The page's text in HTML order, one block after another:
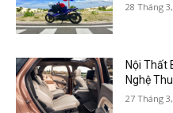
28 Tháng
Nội Thất
Nghệ
27 Tháng